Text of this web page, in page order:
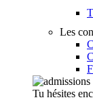
Les
Tu hésites